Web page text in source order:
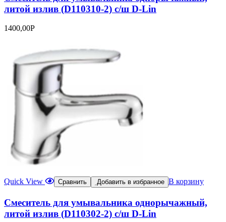
литой излив (D110310-2) с/ш D-Lin
1400,00Р
Quick View Сравнить Добавить в избранное В корзину
Смеситель для умывальника однорычажный,
литой излив (D110302-2) с/ш D-Lin